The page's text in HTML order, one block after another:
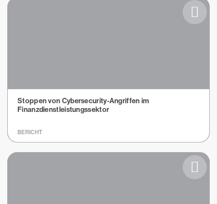
Stoppen von Cybersecurity-Angriffen im
Finanzdienstleistungssektor
BERICHT